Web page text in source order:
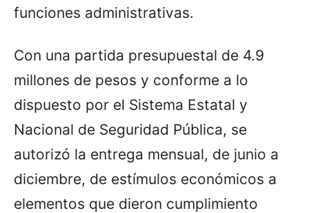
funciones administrativas.
Con una partida presupuestal de 4.9
millones de pesos y conforme a lo
dispuesto por el Sistema Estatal y
Nacional de Seguridad Pública, se
autorizó la entrega mensual, de junio a
diciembre, de estímulos económicos a
elementos que dieron cumplimiento